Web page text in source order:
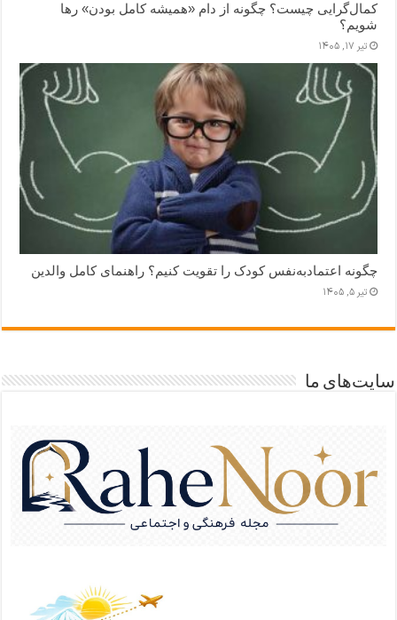
کمال‌گرایی چیست؟ چگونه از دام «همیشه کامل بودن» رها
شویم؟
تیر ۱۷, ۱۴۰۵
چگونه اعتمادبه‌نفس کودک را تقویت کنیم؟ راهنمای کامل والدین
تیر ۵, ۱۴۰۵
سایت‌های ما